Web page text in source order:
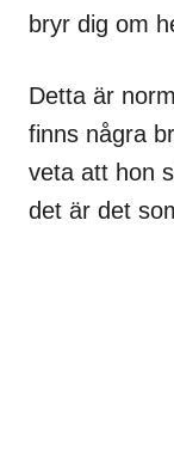
bryr dig om
Detta är
finns några
veta att hon
det är det